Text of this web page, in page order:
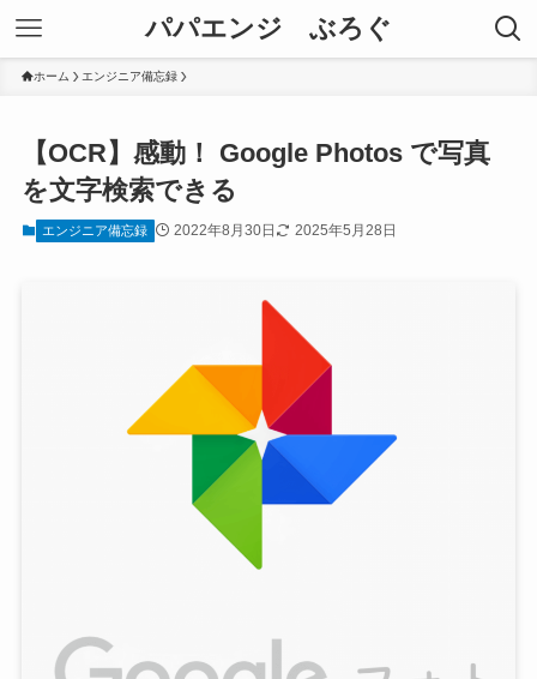
パパエンジ ぶろぐ
ホーム エンジニア備忘録
【OCR】感動！ Google Photos で写真
を文字検索できる
エンジニア備忘録 2022年8月30日 2025年5月28日